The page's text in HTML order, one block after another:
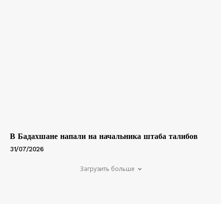
В Бадахшане напали на начальника штаба талибов
31/07/2026
Загрузить больше